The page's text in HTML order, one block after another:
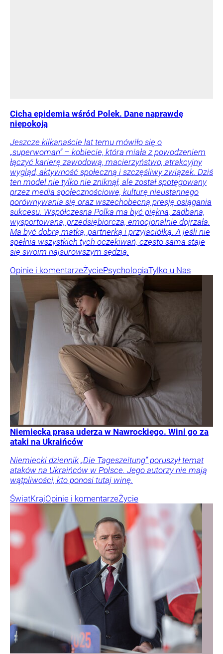
Cicha epidemia wśród Polek. Dane naprawdę
niepokoją
Jeszcze kilkanaście lat temu mówiło się o
„superwoman” – kobiecie, która miała z powodzeniem
łączyć karierę zawodową, macierzyństwo, atrakcyjny
wygląd, aktywność społeczną i szczęśliwy związek. Dziś
ten model nie tylko nie zniknął, ale został spotęgowany
przez media społecznościowe, kulturę nieustannego
porównywania się oraz wszechobecną presję osiągania
sukcesu. Współczesna Polka ma być piękna, zadbana,
wysportowana, przedsiębiorcza, emocjonalnie dojrzała.
Ma być dobrą matką, partnerką i przyjaciółką. A jeśli nie
spełnia wszystkich tych oczekiwań, często sama staje
się swoim najsurowszym sędzią.
Opinie i komentarzeŻyciePsychologiaTylko u Nas
Niemiecka prasa uderza w Nawrockiego. Wini go za
ataki na Ukraińców
Niemiecki dziennik „Die Tageszeitung” poruszył temat
ataków na Ukraińców w Polsce. Jego autorzy nie mają
wątpliwości, kto ponosi tutaj winę.
ŚwiatKrajOpinie i komentarzeŻycie